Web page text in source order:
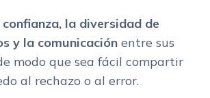
la diversidad de
y la comunicación entre sus
modo que sea fácil compartir
al rechazo o al error.